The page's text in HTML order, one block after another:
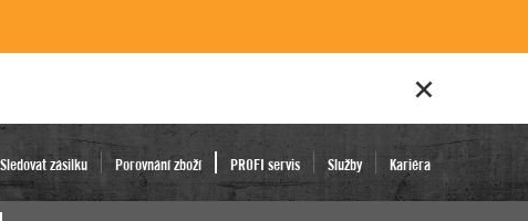
Sledovat zásilku Porovnání zboží PROFI servis Služby Kariéra